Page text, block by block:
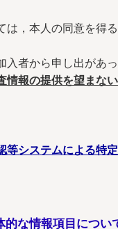
は，本人の同意を得
入者から申し出があ
情報の提供を望まな
等システムによる特
的な情報項目につい